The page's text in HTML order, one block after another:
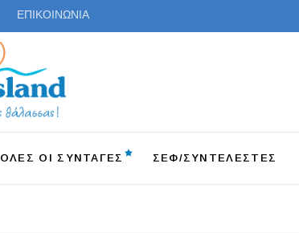
ΕΠΙΚΟΙΝΩΝΙΑ
ΟΛΕΣ ΟΙ ΣΥΝΤΑΓΕΣ ΣΕΦ/ΣΥΝΤΕΛΕΣΤΕΣ